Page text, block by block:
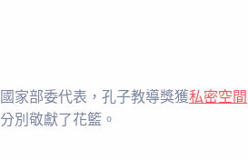
國家部委代表，孔子教導獎獲私密空間
分別敬獻了花籃。